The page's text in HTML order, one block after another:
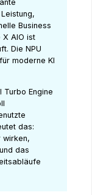
Business
X AIO ist
Die NPU
moderne KI
Turbo Engine
das:
wirken,
das